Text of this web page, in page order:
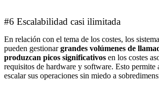
#6 Escalabilidad casi ilimitada
En relación con el tema de los costes, los
pueden gestionargrandes volúmenes de
produzcan picos significativos en los costes
requisitos de hardware y software. Esto permite
escalar sus operaciones sin miedo a